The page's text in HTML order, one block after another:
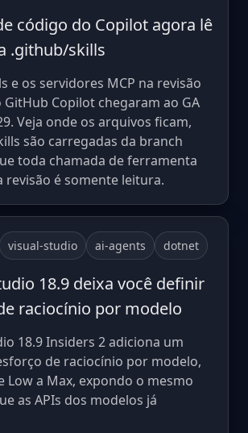
código do Copilot agora lê
.github/skills
e os servidores MCP na revisão
Copilot chegaram ao GA
Veja onde os arquivos ficam,
são carregadas da branch
toda chamada de ferramenta
revisão é somente leitura.
visual-studio ai-agents dotnet
18.9 deixa você definir
raciocínio por modelo
18.9 Insiders 2 adiciona um
de raciocínio por modelo,
Low a Max, expondo o mesmo
as APIs dos modelos já